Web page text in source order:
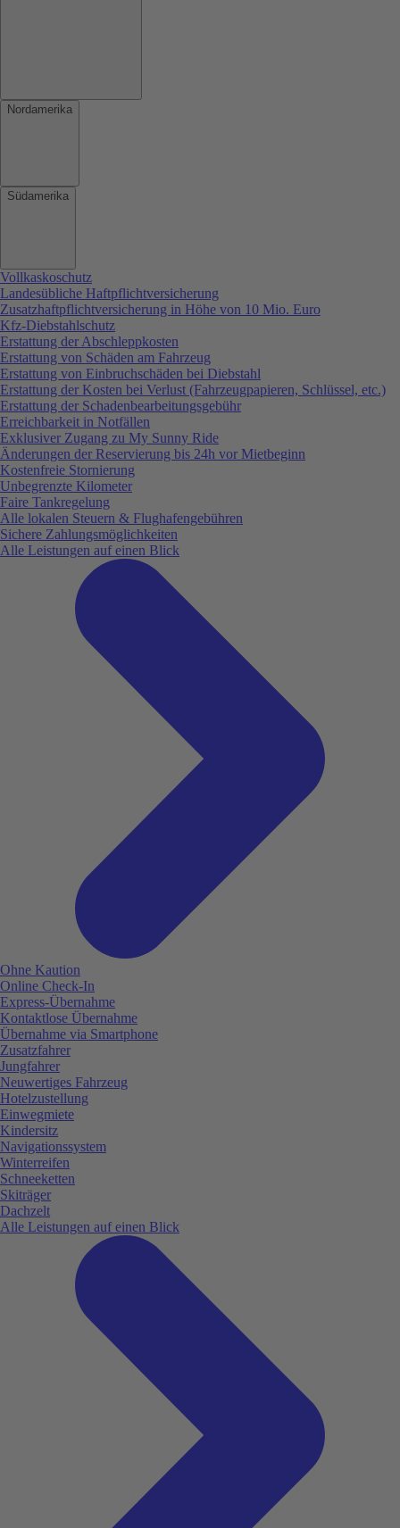
Nordamerika
Südamerika
Vollkaskoschutz
Landesübliche Haftpflichtversicherung
Zusatzhaftpflichtversicherung in Höhe von 10 Mio. Euro
Kfz-Diebstahlschutz
Erstattung der Abschleppkosten
Erstattung von Schäden am Fahrzeug
Erstattung von Einbruchschäden bei Diebstahl
Erstattung der Kosten bei Verlust (Fahrzeugpapieren, Schlüssel, etc.)
Erstattung der Schadenbearbeitungsgebühr
Erreichbarkeit in Notfällen
Exklusiver Zugang zu My Sunny Ride
Änderungen der Reservierung bis 24h vor Mietbeginn
Kostenfreie Stornierung
Unbegrenzte Kilometer
Faire Tankregelung
Alle lokalen Steuern & Flughafengebühren
Sichere Zahlungsmöglichkeiten
Alle Leistungen auf einen Blick
Ohne Kaution
Online Check-In
Express-Übernahme
Kontaktlose Übernahme
Übernahme via Smartphone
Zusatzfahrer
Jungfahrer
Neuwertiges Fahrzeug
Hotelzustellung
Einwegmiete
Kindersitz
Navigationssystem
Winterreifen
Schneeketten
Skiträger
Dachzelt
Alle Leistungen auf einen Blick